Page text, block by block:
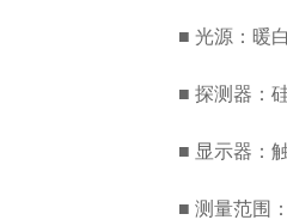
■ 光源：暖
■ 探测器：
■ 显示器：
■ 测量范围